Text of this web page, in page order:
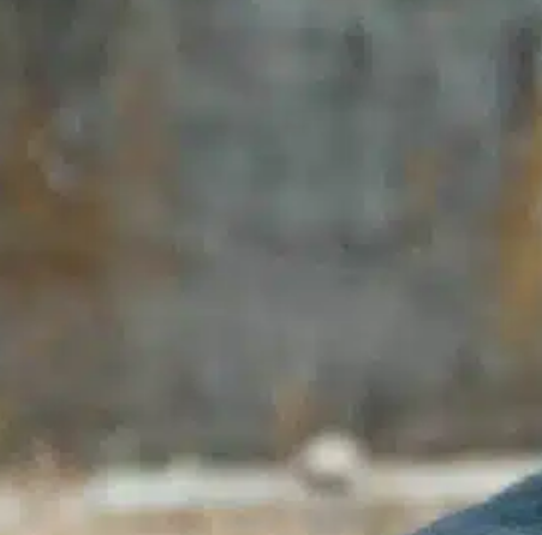
Bewältigung des Ausscheidens
Fellgesundheit, helfen zu verwalten, Hundefell,
loses Fell natürliche Öle
Sauberhalten, verstärkte Ablösung